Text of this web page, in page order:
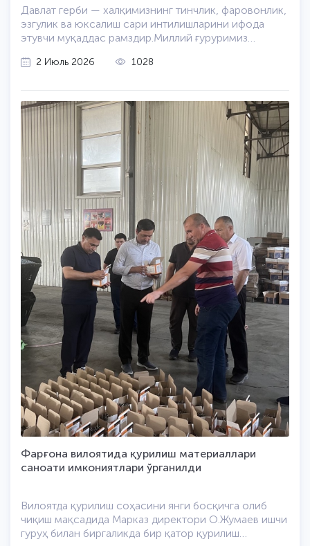
Давлат герби — халқимизнинг тинчлик, фаровонлик,
эзгулик ва юксалиш сари интилишларини ифода
этувчи муқаддас рамздир.Миллий ғуруримиз
муборак бўлсин!
2 Июль 2026 1028
Фарғона вилоятида қурилиш материаллари
саноати имкониятлари ўрганилди
Вилоятда қурилиш соҳасини янги босқичга олиб
чиқиш мақсадида Марказ директори О.Жумаев ишчи
гуруҳ билан биргаликда бир қатор қурилиш